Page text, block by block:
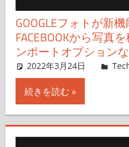
GOOGLEフォトが新
FACEBOOKから写真
ンポートオプション
2022年3月24日
続きを読む